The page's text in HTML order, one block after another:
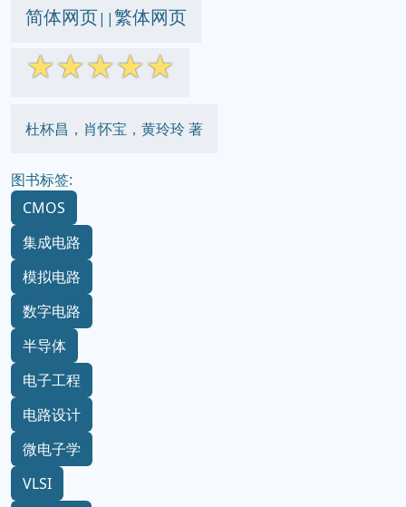
简体网页||繁体网页
☆☆☆☆☆
杜杯昌，肖怀宝，黄玲玲 著
图书标签:
CMOS
集成电路
模拟电路
数字电路
半导体
电子工程
电路设计
微电子学
VLSI